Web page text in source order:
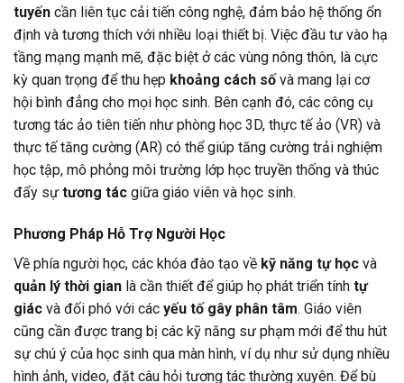
tuyến cần liên tục cải tiến công nghệ, đảm bảo hệ thống ổn
định và tương thích với nhiều loại thiết bị. Việc đầu tư vào hạ
tầng mạng mạnh mẽ, đặc biệt ở các vùng nông thôn, là cực
kỳ quan trọng để thu hẹp khoảng cách số và mang lại cơ
hội bình đẳng cho mọi học sinh. Bên cạnh đó, các công cụ
tương tác ảo tiên tiến như phòng học 3D, thực tế ảo (VR) và
thực tế tăng cường (AR) có thể giúp tăng cường trải nghiệm
học tập, mô phỏng môi trường lớp học truyền thống và thúc
đẩy sự tương tác giữa giáo viên và học sinh.
Phương Pháp Hỗ Trợ Người Học
Về phía người học, các khóa đào tạo về kỹ năng tự học và
quản lý thời gian là cần thiết để giúp họ phát triển tính tự
giác và đối phó với các yếu tố gây phân tâm. Giáo viên
cũng cần được trang bị các kỹ năng sư phạm mới để thu hút
sự chú ý của học sinh qua màn hình, ví dụ như sử dụng nhiều
hình ảnh, video, đặt câu hỏi tương tác thường xuyên. Để bù